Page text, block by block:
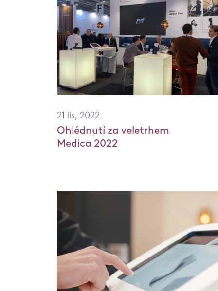
21 lis, 2022
Ohlédnutí za veletrhem
Medica 2022